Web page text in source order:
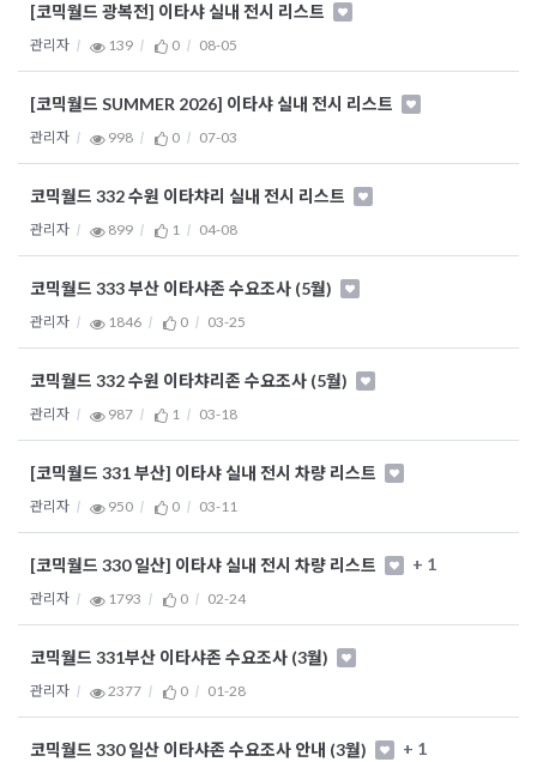
[코믹월드 광복전] 이타샤 실내 전시 리스트
관리자 139 0 08-05
[코믹월드 SUMMER 2026] 이타샤 실내 전시 리스트
관리자 998 0 07-03
코믹월드 332 수원 이타챠리 실내 전시 리스트
관리자 899 1 04-08
코믹월드 333 부산 이타샤존 수요조사 (5월)
관리자 1846 0 03-25
코믹월드 332 수원 이타챠리존 수요조사 (5월)
관리자 987 1 03-18
[코믹월드 331 부산] 이타샤 실내 전시 차량 리스트
관리자 950 0 03-11
[코믹월드 330 일산] 이타샤 실내 전시 차량 리스트 + 1
관리자 1793 0 02-24
코믹월드 331부산 이타샤존 수요조사 (3월)
관리자 2377 0 01-28
코믹월드 330 일산 이타샤존 수요조사 안내 (3월) + 1